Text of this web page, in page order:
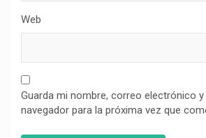
Web
Guarda mi nombre, correo electrónico
navegador para la próxima vez que